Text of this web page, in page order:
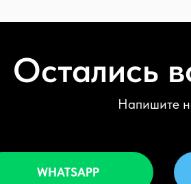
Остались
Напишите
WHATSAPP